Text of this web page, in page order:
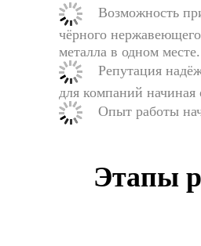
Возможность
чёрного
металла в одном месте.
Репутация
для компаний
Опыт работы
Этапы